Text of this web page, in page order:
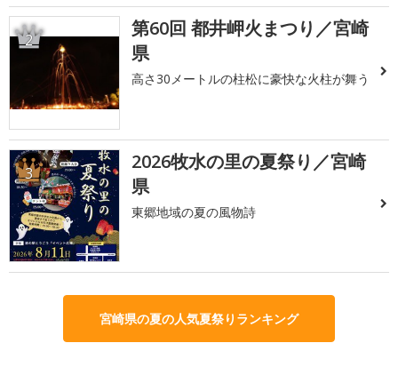
2
第60回 都井岬火まつり／宮崎
県
高さ30メートルの柱松に豪快な火柱が舞う
3
2026牧水の里の夏祭り／宮崎
県
東郷地域の夏の風物詩
宮崎県の夏の人気夏祭りランキング